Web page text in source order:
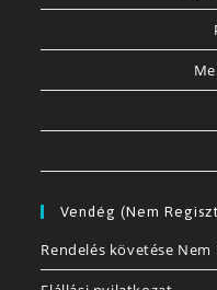
Vendég (nem
Rendelés követése